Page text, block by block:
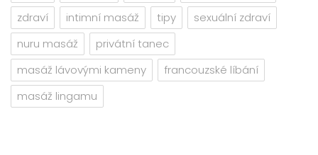
zdraví
intimní masáž tipy
sexuální zdraví
nuru masáž
privátní tanec
masáž lávovými kameny
francouzské líbání
masáž lingamu